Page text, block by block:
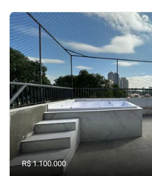
R$ 1.100.000